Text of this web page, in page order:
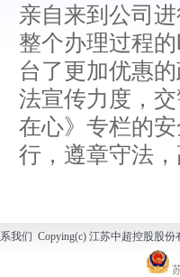
亲自来到公司
整个办理过程
台了更加优惠
法宣传力度，
在心》专栏的
行，遵章守法
们 Copying(c) 江苏中超控股股